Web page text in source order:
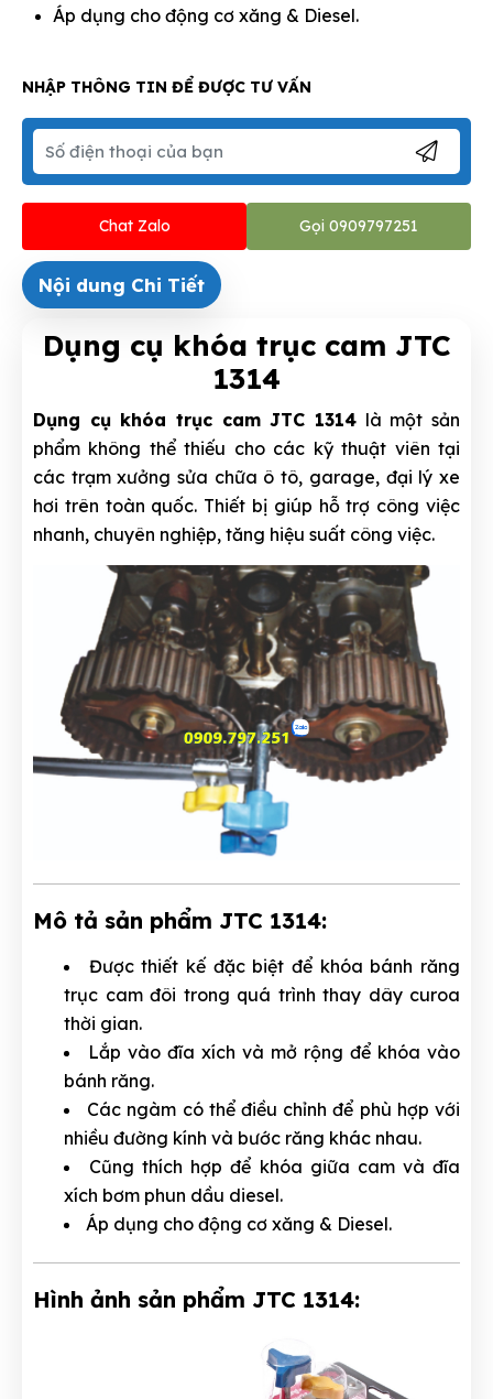
Áp dụng cho động cơ xăng & Diesel.
NHẬP THÔNG TIN ĐỂ ĐƯỢC TƯ VẤN
Chat Zalo Gọi 0909797251
Nội dung Chi Tiết
Dụng cụ khóa trục cam JTC
1314
Dụng cụ khóa trục cam JTC 1314 là một sản
phẩm không thể thiếu cho các kỹ thuật viên tại
các trạm xưởng sửa chữa ô tô, garage, đại lý xe
hơi trên toàn quốc. Thiết bị giúp hỗ trợ công việc
nhanh, chuyên nghiệp, tăng hiệu suất công việc.
Mô tả sản phẩm JTC 1314:
Được thiết kế đặc biệt để khóa bánh răng
trục cam đôi trong quá trình thay dây curoa
thời gian.
Lắp vào đĩa xích và mở rộng để khóa vào
bánh răng.
Các ngàm có thể điều chỉnh để phù hợp với
nhiều đường kính và bước răng khác nhau.
Cũng thích hợp để khóa giữa cam và đĩa
xích bơm phun dầu diesel.
Áp dụng cho động cơ xăng & Diesel.
Hình ảnh sản phẩm JTC 1314: